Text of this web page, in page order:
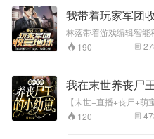
级：文科就不谈了，
对皇帝媳妇言听计从，
中只有陛下一人！ 闯都
国僧，神仙侠侣落魄老
间？ 回东魏，踏破江
我带着玩家军团
林落带着游戏编辑智
界，他发现这里的一切都已经
苏，成为了面积比原先
侵，占领了原本的地球。 还好，智能程序发生
异可以连通他原本所在的地球
作游戏，召唤原地球人
级，带领不死不灭的玩
始了收复地球的征程。 发布任务：清剿混乱之
190
我在末世养丧尸
【末世+直播+丧尸+
尸，能就爆红。 叶染
由，加入了进来，血雨
120